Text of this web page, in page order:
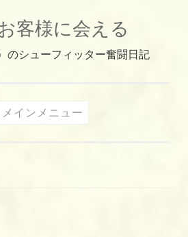
客様に会える
のシューフィッター奮闘日記
メインメニュー